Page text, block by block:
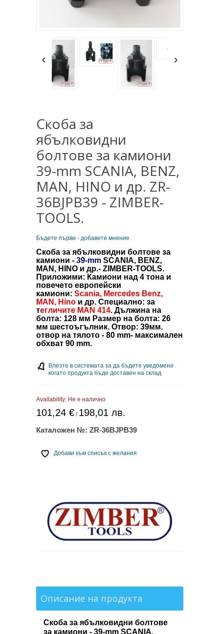
Скоба за
ябълковидни
болтове за камиони
39-mm SCANIA, BENZ,
MAN, HINO и др. ZR-
36BJPB39 - ZIMBER-
TOOLS.
Бъдете първи - добавете мнение
Скоба за ябълковидни болтове за
камиони -39-mmSCANIA, BENZ,
MAN, HINO и др.- ZIMBER-TOOLS.
Приложими: Камиони над 4 тона и
повечето европейски
камиони: Scania, Mercedes Benz,
MAN, Hinoи др. Специално: за
тегличите MAN 414. Дължина на
болта: 128 мм Размер на болта: 26
мм шестоъгълник. Отвор: 39мм.
отвор на тялото - 80 mm- максимален
обхват90 mm.
Влезте в системата за да бъдете уведомени
когато продукта бъде доставен на склад
Availability: Не е налично
101,24 €/ 198,01 лв.
Каталожен №: ZR-36BJPB39
Добави към списък с желания
Описание на продукта
Скоба за ябълковидни болтове
за камиони - 39-mm SCANIA,